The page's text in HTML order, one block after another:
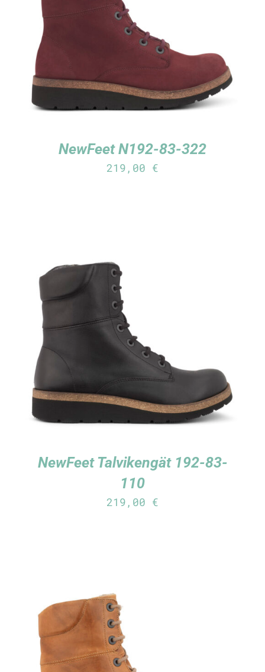
TUTUSTU TUOTTEESEEN
NewFeet N192-83-322
219,00 €
TUTUSTU TUOTTEESEEN
NewFeet Talvikengät 192-83-
110
219,00 €
TUTUSTU TUOTTEESEEN